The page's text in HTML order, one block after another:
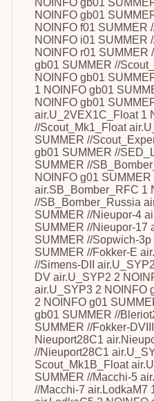
NOINFO gb01
NOINFO f01 SUMMER
NOINFO i01 SUMMER
NOINFO r01 SUMMER
gb01 SUMMER //
NOINFO gb01
1 NOINFO gb01
NOINFO gb01
air.U_2VEX1C_Float 1
//Scout_Mk1_Float
SUMMER //
gb01 SUMMER //
SUMMER //
NOINFO g01
air.SB_Bomber_RFC 1
//SB_Bomber_Russia
SUMMER //Nieupor-4
SUMMER //Nieupor-17
SUMMER //Sopwich-
SUMMER //Fokker-E
//Simens-DII
DV air.U_SYP2 2
air.U_SYP3 2 NOINFO
2 NOINFO g01
gb01 SUMMER //
SUMMER //Fokker-
Nieuport28C1
//Nieuport28C1
Scout_Mk1B_Float
SUMMER //Macchi-5
//Macchi-7 air.LodkaM7